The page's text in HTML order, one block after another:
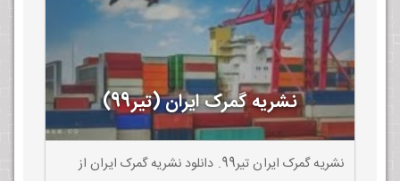
نشریه گمرک ایران (تیر99)
نشریه گمرک ایران تیر99. دانلود نشریه گمرک ایران از